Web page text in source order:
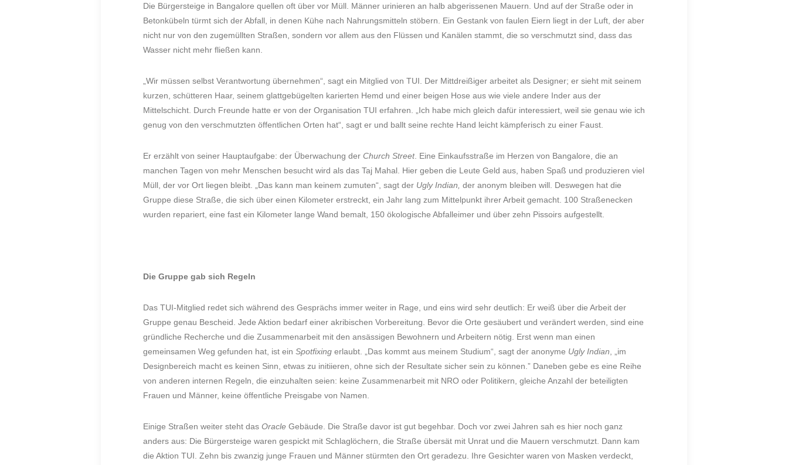
Die Bürgersteige in Bangalore quellen oft über vor Müll. Männer urinieren an halb abgerissenen Mauern. Und auf der Straße oder in
Betonkübeln türmt sich der Abfall, in denen Kühe nach Nahrungsmitteln stöbern. Ein Gestank von faulen Eiern liegt in der Luft, der aber
nicht nur von den zugemüllten Straßen, sondern vor allem aus den Flüssen und Kanälen stammt, die so verschmutzt sind, dass das
Wasser nicht mehr fließen kann.
„Wir müssen selbst Verantwortung übernehmen“, sagt ein Mitglied von TUI. Der Mittdreißiger arbeitet als Designer; er sieht mit seinem
kurzen, schütteren Haar, seinem glattgebügelten karierten Hemd und einer beigen Hose aus wie viele andere Inder aus der
Mittelschicht. Durch Freunde hatte er von der Organisation TUI erfahren. „Ich habe mich gleich dafür interessiert, weil sie genau wie ich
genug von den verschmutzten öffentlichen Orten hat“, sagt er und ballt seine rechte Hand leicht kämpferisch zu einer Faust.
Er erzählt von seiner Hauptaufgabe: der Überwachung der Church Street. Eine Einkaufsstraße im Herzen von Bangalore, die an
manchen Tagen von mehr Menschen besucht wird als das Taj Mahal. Hier geben die Leute Geld aus, haben Spaß und produzieren viel
Müll, der vor Ort liegen bleibt. „Das kann man keinem zumuten“, sagt der Ugly Indian, der anonym bleiben will. Deswegen hat die
Gruppe diese Straße, die sich über einen Kilometer erstreckt, ein Jahr lang zum Mittelpunkt ihrer Arbeit gemacht. 100 Straßenecken
wurden repariert, eine fast ein Kilometer lange Wand bemalt, 150 ökologische Abfalleimer und über zehn Pissoirs aufgestellt.
Die Gruppe gab sich Regeln
Das TUI-Mitglied redet sich während des Gesprächs immer weiter in Rage, und eins wird sehr deutlich: Er weiß über die Arbeit der
Gruppe genau Bescheid. Jede Aktion bedarf einer akribischen Vorbereitung. Bevor die Orte gesäubert und verändert werden, sind eine
gründliche Recherche und die Zusammenarbeit mit den ansässigen Bewohnern und Arbeitern nötig. Erst wenn man einen
gemeinsamen Weg gefunden hat, ist ein Spotfixing erlaubt. „Das kommt aus meinem Studium“, sagt der anonyme Ugly Indian , „im
Designbereich macht es keinen Sinn, etwas zu initiieren, ohne sich der Resultate sicher sein zu können.” Daneben gebe es eine Reihe
von anderen internen Regeln, die einzuhalten seien: keine Zusammenarbeit mit NRO oder Politikern, gleiche Anzahl der beteiligten
Frauen und Männer, keine öffentliche Preisgabe von Namen.
Einige Straßen weiter steht das Oracle Gebäude. Die Straße davor ist gut begehbar. Doch vor zwei Jahren sah es hier noch ganz
anders aus: Die Bürgersteige waren gespickt mit Schlaglöchern, die Straße übersät mit Unrat und die Mauern verschmutzt. Dann kam
die Aktion TUI. Zehn bis zwanzig junge Frauen und Männer stürmten den Ort geradezu. Ihre Gesichter waren von Masken verdeckt,